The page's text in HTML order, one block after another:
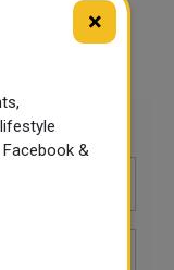
×
&